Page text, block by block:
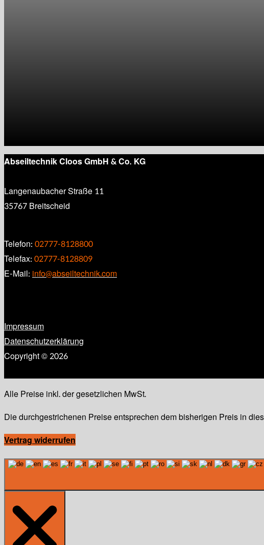
Abseiltechnik Cloos GmbH & Co. KG
Langenaubacher Straße 11
35767 Breitscheid
Telefon:02777-8128800
Telefax:02777-8128809
E-Mail:info@abseiltechnik.com
Impressum
Datenschutzerklärung
Copyright © 2026
Alle Preise inkl. der gesetzlichen MwSt.
Die durchgestrichenen Preise entsprechen dem bisherigen Preis in
Vertrag widerrufen